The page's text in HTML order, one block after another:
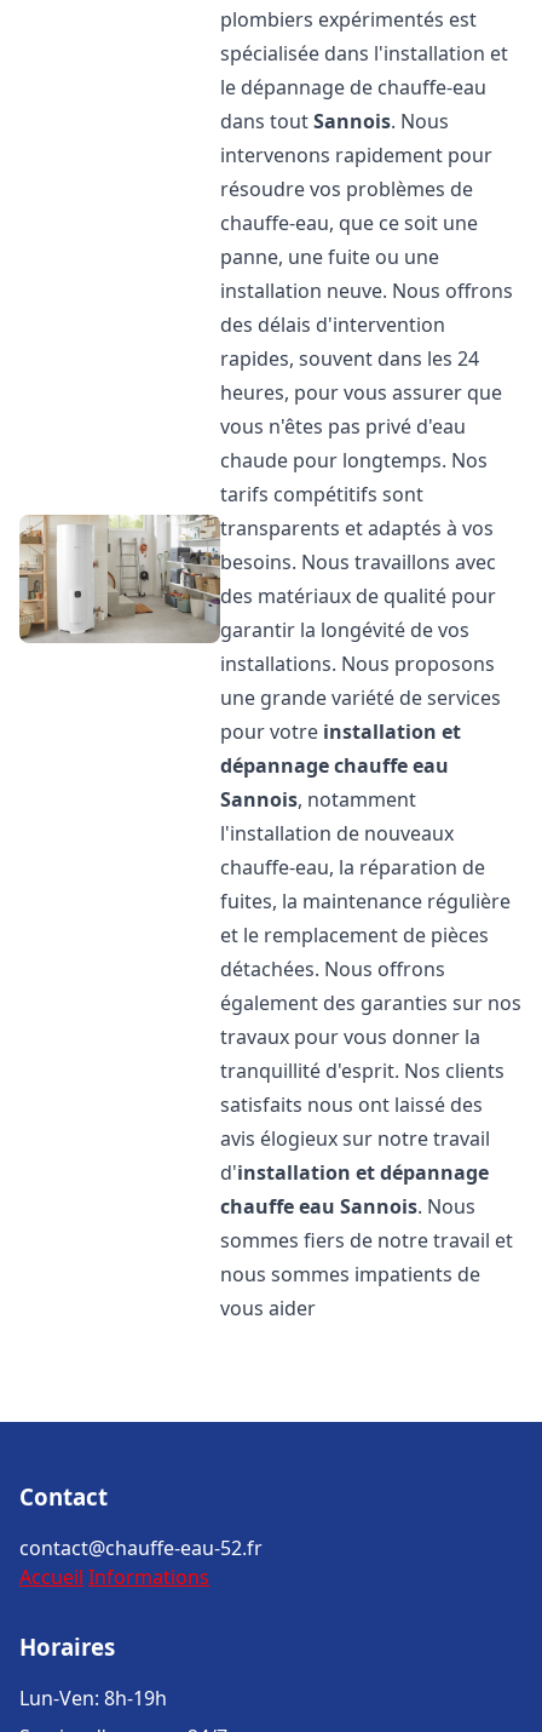
plombiers expérimentés est
spécialisée dans l'installation et
le dépannage de chauffe-eau
dans toutSannois. Nous
intervenons rapidement pour
résoudre vos problèmes de
chauffe-eau, que ce soit une
panne, une fuite ou une
installation neuve. Nous offrons
des délais d'intervention
rapides, souvent dans les 24
heures, pour vous assurer que
vous n'êtes pas privé d'eau
chaude pour longtemps. Nos
tarifs compétitifs sont
transparents et adaptés à vos
besoins. Nous travaillons avec
des matériaux de qualité pour
garantir la longévité de vos
installations. Nous proposons
une grande variété de services
pour votre installation et
dépannage chauffe eau
Sannois, notamment
l'installation de nouveaux
chauffe-eau, la réparation de
fuites, la maintenance régulière
et le remplacement de pièces
détachées. Nous offrons
également des garanties sur nos
travaux pour vous donner la
tranquillité d'esprit. Nos clients
satisfaits nous ont laissé des
avis élogieux sur notre travail
d'installation et dépannage
chauffe eau Sannois. Nous
sommes fiers de notre travail et
nous sommes impatients de
vous aider
Contact
contact@chauffe-eau-52.fr
Accueil Informations
Horaires
Lun-Ven: 8h-19h